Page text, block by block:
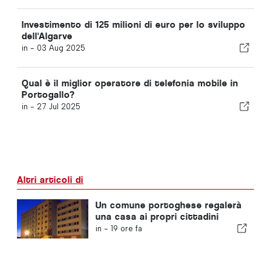
Investimento di 125 milioni di euro per lo sviluppo
dell'Algarve
in - 03 Aug 2025
Qual è il miglior operatore di telefonia mobile in
Portogallo?
in - 27 Jul 2025
Altri articoli di
Un comune portoghese regalerà
una casa ai propri cittadini
in - 19 ore fa